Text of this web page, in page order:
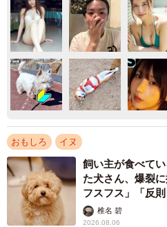
おもしろ イヌ
飼い主が食べて
た犬さん、爆裂
フスフス」「反則
椎名 碧
2026.08.06